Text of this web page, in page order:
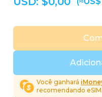
Você ganhará
recomendando eSIM.